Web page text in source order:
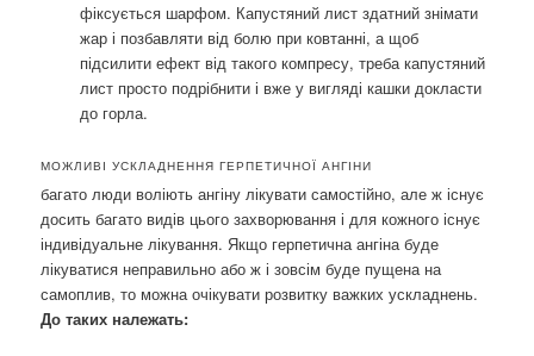
фіксується шарфом. Капустяний лист здатний знімати
жар і позбавляти від болю при ковтанні, а щоб
підсилити ефект від такого компресу, треба капустяний
лист просто подрібнити і вже у вигляді кашки докласти
до горла.
МОЖЛИВІ УСКЛАДНЕННЯ ГЕРПЕТИЧНОЇ АНГІНИ
багато люди воліють ангіну лікувати самостійно, але ж існує
досить багато видів цього захворювання і для кожного існує
індивідуальне лікування. Якщо герпетична ангіна буде
лікуватися неправильно або ж і зовсім буде пущена на
самоплив, то можна очікувати розвитку важких ускладнень.
До таких належать: